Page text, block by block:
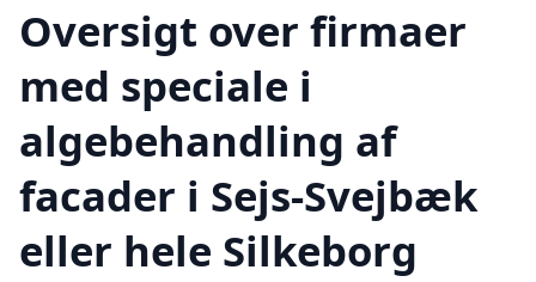
Oversigt over firmaer
med speciale i
algebehandling af
facader i Sejs-Svejbæk
eller hele Silkeborg